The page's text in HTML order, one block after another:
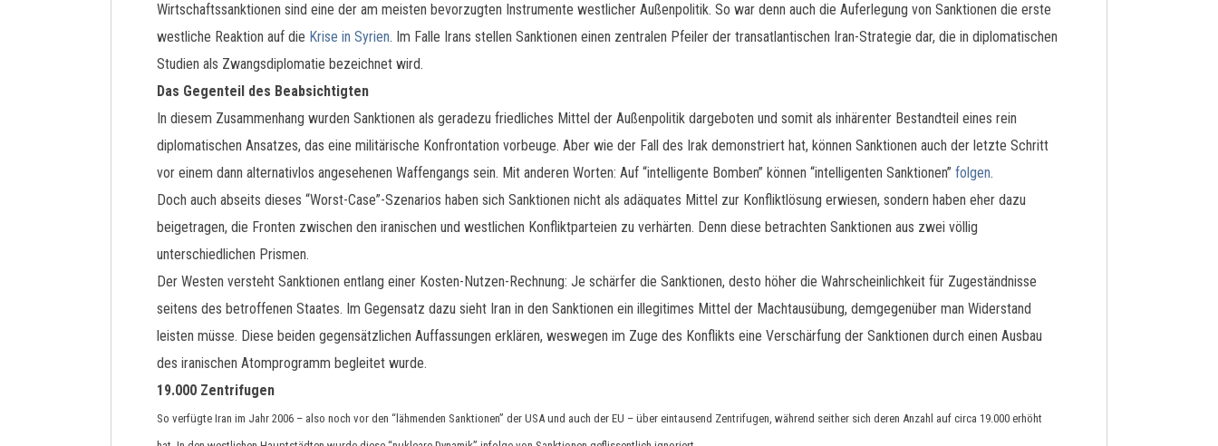
Wirtschaftssanktionen sind eine der am meisten bevorzugten Instrumente westlicher Außenpolitik. So war denn auch die Auferlegung von Sanktionen die erste
westliche Reaktion auf die Krise in Syrien. Im Falle Irans stellen Sanktionen einen zentralen Pfeiler der transatlantischen Iran-Strategie dar, die in diplomatischen
Studien als Zwangsdiplomatie bezeichnet wird.
Das Gegenteil des Beabsichtigten
In diesem Zusammenhang wurden Sanktionen als geradezu friedliches Mittel der Außenpolitik dargeboten und somit als inhärenter Bestandteil eines rein
diplomatischen Ansatzes, das eine militärische Konfrontation vorbeuge. Aber wie der Fall des Irak demonstriert hat, können Sanktionen auch der letzte Schritt
vor einem dann alternativlos angesehenen Waffengangs sein. Mit anderen Worten: Auf “intelligente Bomben” können “intelligenten Sanktionen” folgen.
Doch auch abseits dieses “Worst-Case”-Szenarios haben sich Sanktionen nicht als adäquates Mittel zur Konfliktlösung erwiesen, sondern haben eher dazu
beigetragen, die Fronten zwischen den iranischen und westlichen Konfliktparteien zu verhärten. Denn diese betrachten Sanktionen aus zwei völlig
unterschiedlichen Prismen.
Der Westen versteht Sanktionen entlang einer Kosten-Nutzen-Rechnung: Je schärfer die Sanktionen, desto höher die Wahrscheinlichkeit für Zugeständnisse
seitens des betroffenen Staates. Im Gegensatz dazu sieht Iran in den Sanktionen ein illegitimes Mittel der Machtausübung, demgegenüber man Widerstand
leisten müsse. Diese beiden gegensätzlichen Auffassungen erklären, weswegen im Zuge des Konflikts eine Verschärfung der Sanktionen durch einen Ausbau
des iranischen Atomprogramm begleitet wurde.
19.000 Zentrifugen
So verfügte Iran im Jahr 2006 – also noch vor den “lähmenden Sanktionen” der USA und auch der EU – über eintausend Zentrifugen, während seither sich deren Anzahl auf circa 19.000 erhöht